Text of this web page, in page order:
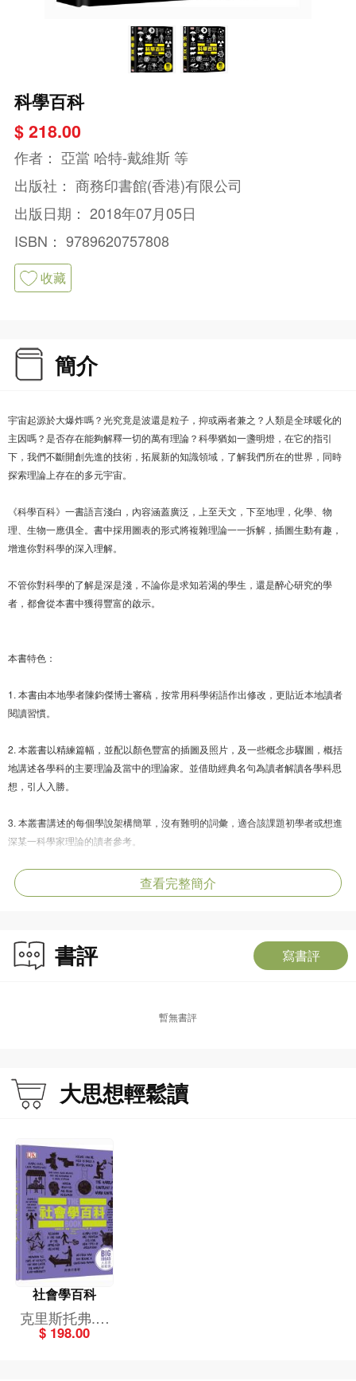
科學百科
$ 218.00
作者： 亞當 哈特-戴維斯 等
出版社： 商務印書館(香港)有限公司
出版日期： 2018年07月05日
ISBN： 9789620757808
收藏
簡介
宇宙起源於大爆炸嗎？光究竟是波還是粒子，抑或兩者兼之？人類是全球暖化的
主因嗎？是否存在能夠解釋一切的萬有理論？科學猶如一盞明燈，在它的指引
下，我們不斷開創先進的技術，拓展新的知識領域，了解我們所在的世界，同時
探索理論上存在的多元宇宙。
《科學百科》一書語言淺白，內容涵蓋廣泛，上至天文，下至地理，化學、物
理、生物一應俱全。書中採用圖表的形式將複雜理論一一拆解，插圖生動有趣，
增進你對科學的深入理解。
不管你對科學的了解是深是淺，不論你是求知若渴的學生，還是醉心研究的學
者，都會從本書中獲得豐富的啟示。
本書特色：
1. 本書由本地學者陳鈞傑博士審稿，按常用科學術語作出修改，更貼近本地讀者
閱讀習慣。
2. 本叢書以精練篇幅，並配以顏色豐富的插圖及照片，及一些概念步驟圖，概括
地講述各學科的主要理論及當中的理論家。並借助經典名句為讀者解讀各學科思
想，引人入勝。
3. 本叢書講述的每個學說架構簡單，沒有難明的詞彙，適合該課題初學者或想進
深某一科學家理論的讀者參考。
作者簡介：
讀化學碩士及博士課程。曾任出版社科學類書籍編輯5年，並曾於電視台及電台製
作科學、科技、數學及歷史類節目超過30年。其科學、科技及歷史著作有30本。
查看完整簡介
書評 寫書評
暫無書評
大思想輕鬆讀
社會學百科
克里斯托弗.索
普 等
$ 198.00